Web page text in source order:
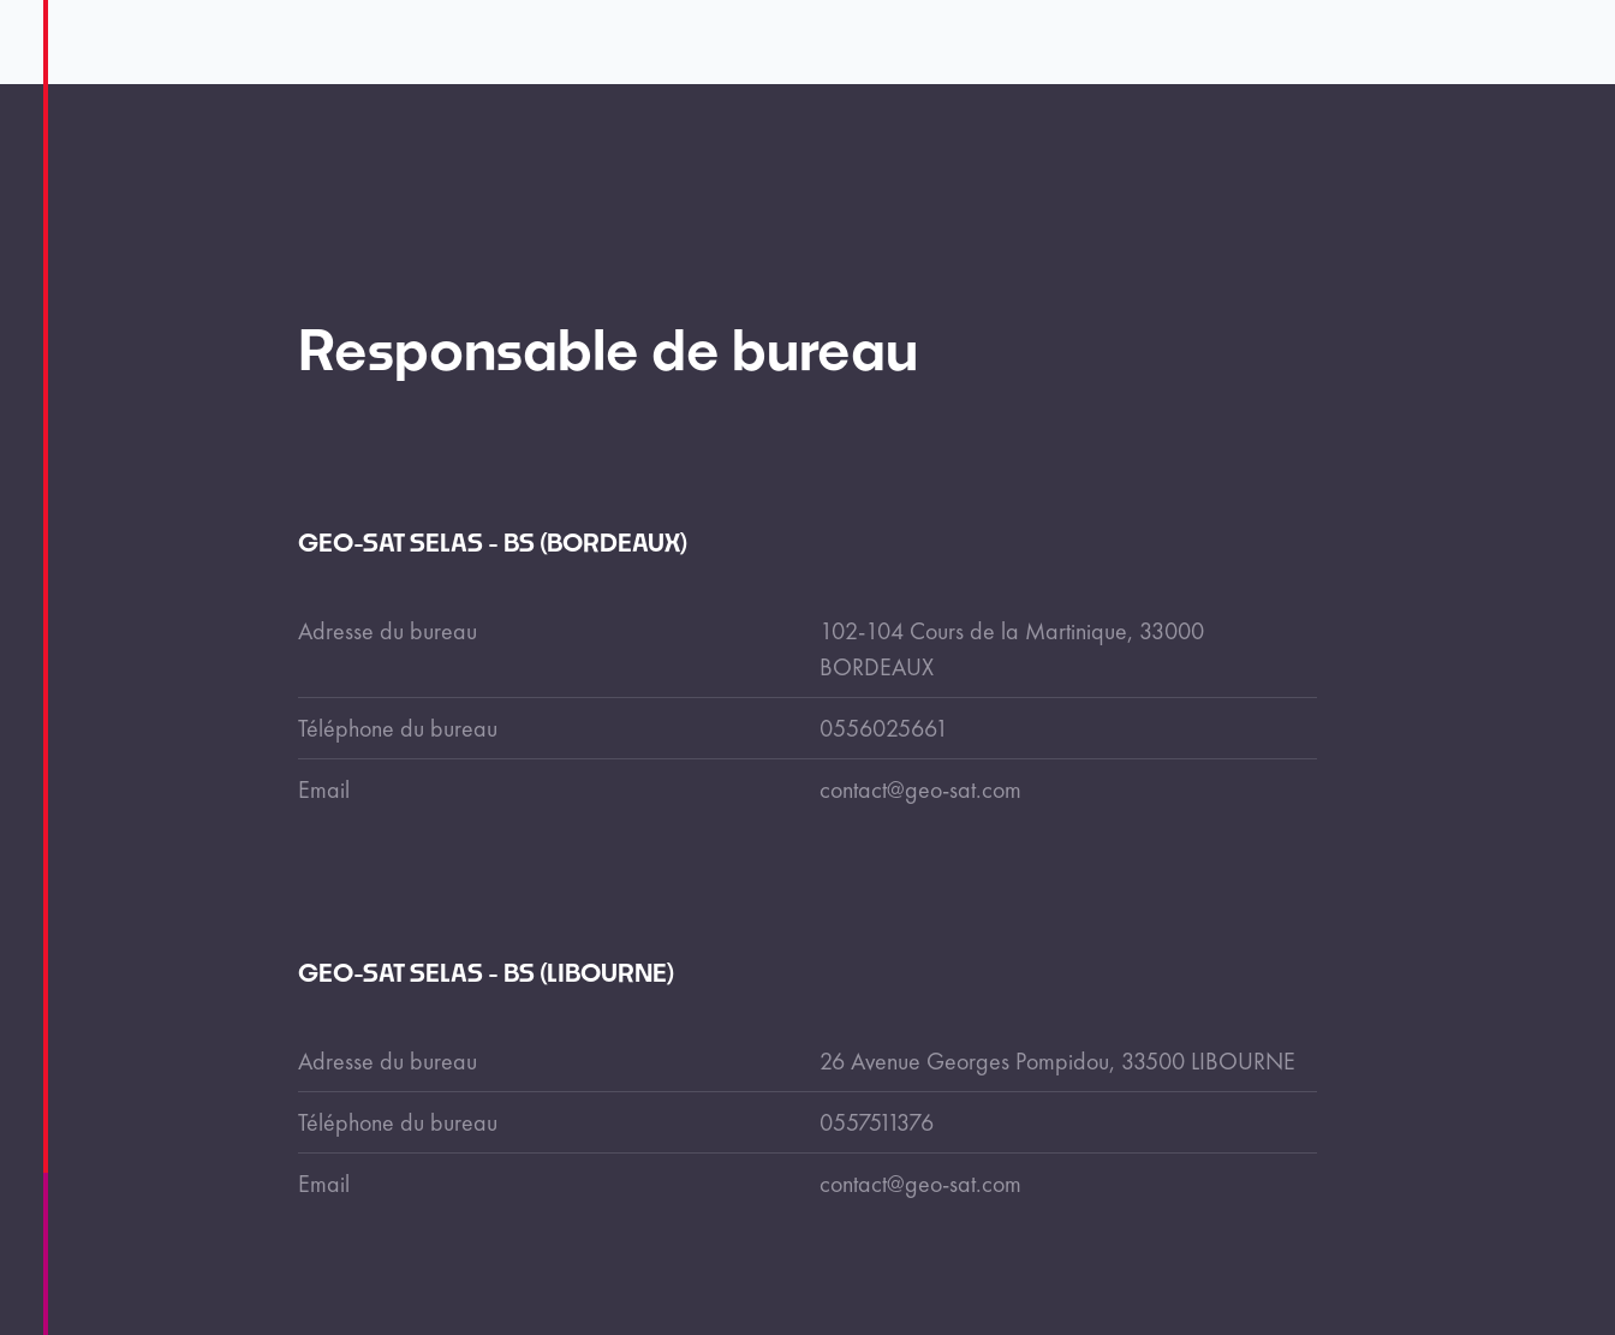
Responsable de bureau
GEO-SAT SELAS - BS (BORDEAUX)
Adresse du bureau
102-104 Cours de la Martinique, 33000
BORDEAUX
Téléphone du bureau
0556025661
Email
contact@geo-sat.com
GEO-SAT SELAS - BS (LIBOURNE)
Adresse du bureau
26 Avenue Georges Pompidou, 33500 LIBOURNE
Téléphone du bureau
0557511376
Email
contact@geo-sat.com